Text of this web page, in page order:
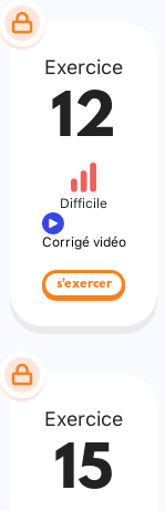
Exercice
12
Difficile
Corrigé vidéo
s'exercer
Exercice
15